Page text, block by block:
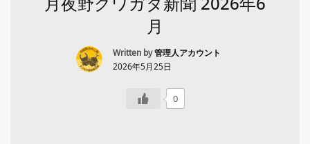
月
Written by管理人アカウント
2026年5月25日
0